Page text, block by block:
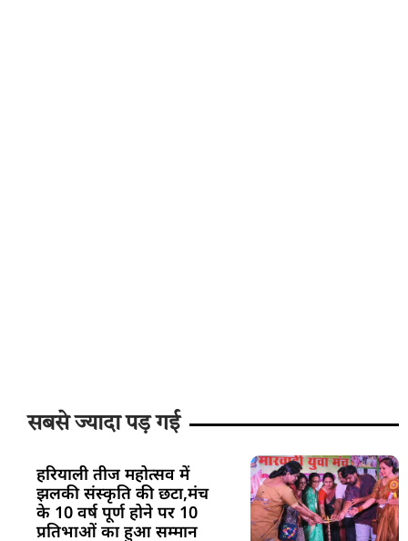
सबसे ज्यादा पड़ गई
हरियाली तीज महोत्सव में
झलकी संस्कृति की छटा,मंच
के 10 वर्ष पूर्ण होने पर 10
प्रतिभाओं का हुआ सम्मान